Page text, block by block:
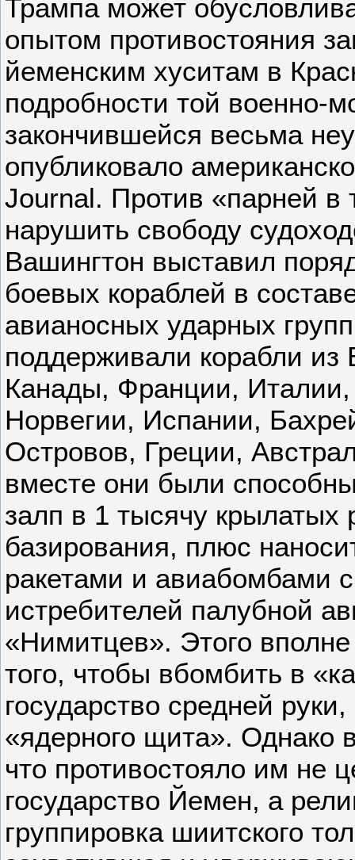
Трампа может
опытом противостояния
йеменским хуситам в
подробности той военно-
закончившейся весьма
опубликовало
Journal. Против «парней в
нарушить свободу
Вашингтон выставил
боевых кораблей в
авианосных ударных
поддерживали корабли из
Канады, Франции,
Норвегии, Испании,
Островов, Греции,
вместе они были
залп в 1 тысячу крылатых
базирования, плюс
ракетами и авиабомбами
истребителей палубной
«Нимитцев». Этого
того, чтобы вбомбить в
государство средней
«ядерного щита». Однако
что противостояло им не
государство Йемен, а
группировка шиитского